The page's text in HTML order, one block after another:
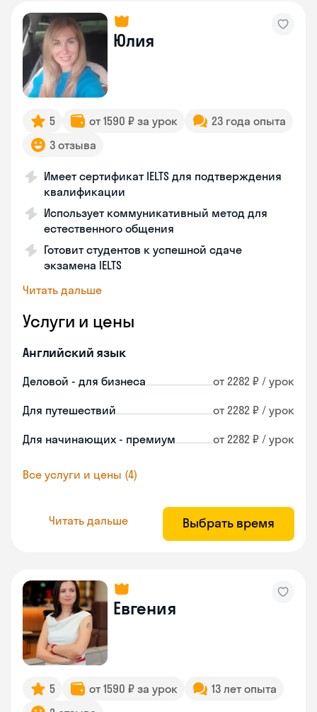
Юлия
5 от 1590 ₽ за урок
23 года опыта
3 отзыва
Имеет сертификат IELTS для подтверждения
квалификации
Использует коммуникативный метод для
естественного общения
Готовит студентов к успешной сдаче
экзамена IELTS
Читать дальше
Услуги и цены
Английский язык
Деловой - для бизнеса от 2282 ₽ / урок
Для путешествий от 2282 ₽ / урок
Для начинающих - премиум от 2282 ₽ / урок
Все услуги и цены (4)
Читать дальше Выбрать время
Евгения
5 от 1590 ₽ за урок
13 лет опыта